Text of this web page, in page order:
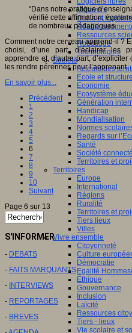
Métavers
Outils et logiciels
Réalité
Ressources
Robotique
Technologies
Société
Acteurs des
Ecole et structure
Economie
Ecosystème
Génération
Handicap
Mondialisation
Normes
Regards sur
Santé
Société
Territoires et
Territoires
Europe
International
Régions
Ruralité
Territoires et
Tiers lieux
Villes
Vivre ensemble
Citoyenneté
Culture
Démocratie
Egalité
Ethique
Gouvernance
Inclusion
Laïcité
Ressources
Tiers - lieux
Vie scolaire et
"Dans notre pratique
vérifié cette affirmation,
de nombreux pédagogues.
Comment notre cerveau apprend-il ?
choisi, d’une part, d’éclairer les
apprendre et, d’autre part,
les rendre pérennes pour l’apprenant.
En savoir plus...
Précédent
1
2
3
4
5
6
7
8
9
10
Suivant
Page 6 sur 13
S'INFORMER
- DEBATS
- FAITS MARQUANTS
- INTERVIEWS
- REPORTAGES
- BREVES